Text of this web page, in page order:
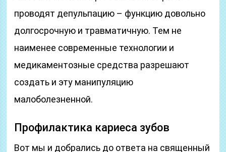
проводят депульпацию – функцию довольно
долгосрочную и травматичную. Тем не
наименее современные технологии и
медикаментозные средства разрешают
создать и эту манипуляцию
малоболезненной.
Профилактика кариеса зубов
Вот мы и добрались до ответа на священный